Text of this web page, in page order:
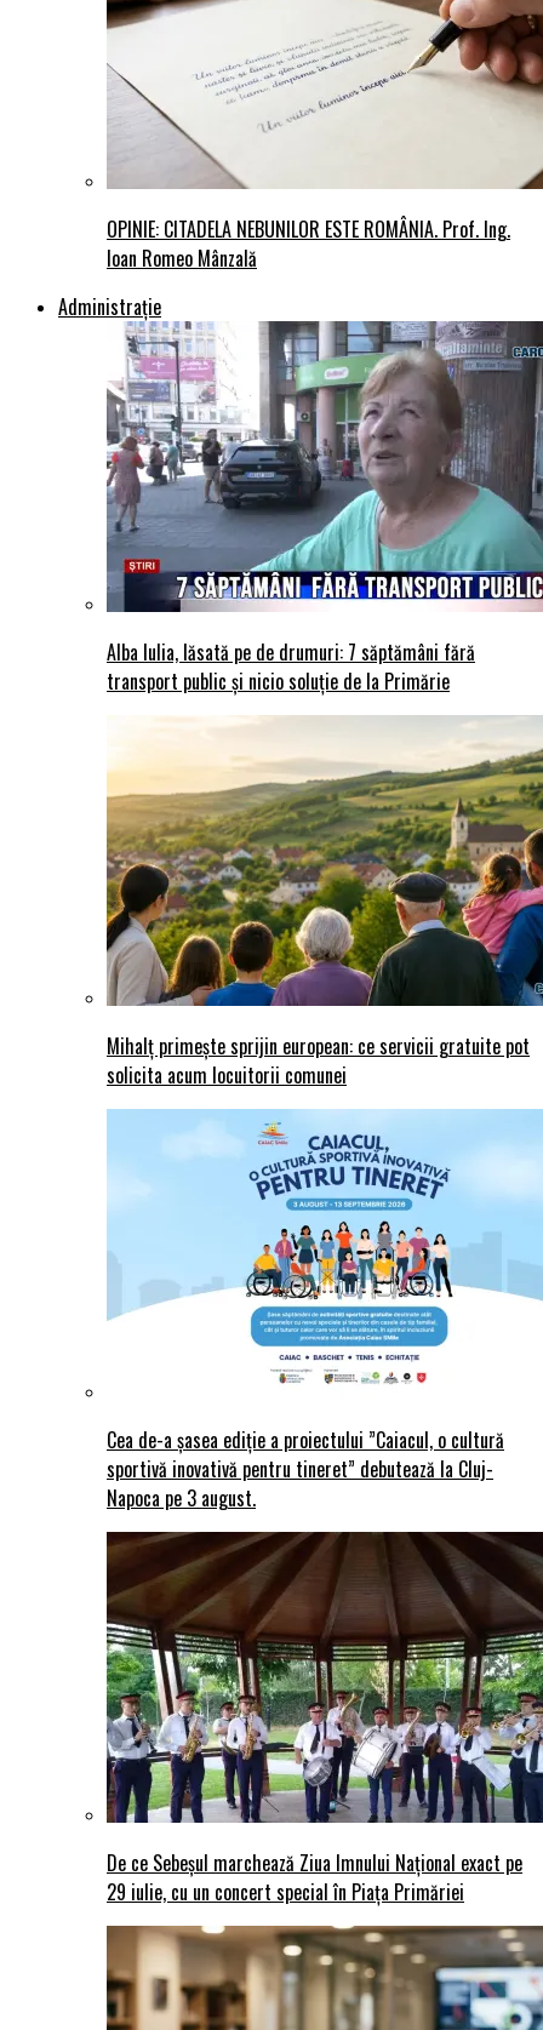
OPINIE: CITADELA NEBUNILOR ESTE ROMÂNIA. Prof. Ing.
Ioan Romeo Mânzală
Administraţie
Alba Iulia, lăsată pe de drumuri: 7 săptămâni fără
transport public și nicio soluție de la Primărie
Mihalț primește sprijin european: ce servicii gratuite pot
solicita acum locuitorii comunei
Cea de-a șasea ediție a proiectului ”Caiacul, o cultură
sportivă inovativă pentru tineret” debutează la Cluj-
Napoca pe 3 august.
De ce Sebeșul marchează Ziua Imnului Național exact pe
29 iulie, cu un concert special în Piața Primăriei